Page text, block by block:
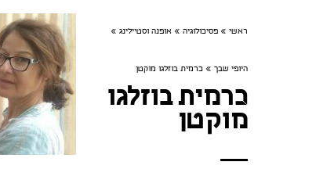
ראשי » פסיכולוגיה » אופנה וסטיילינג »
היופי שבך » כרמית בוזלגו מוקטן
כרמית בוזלגו
מוקטן